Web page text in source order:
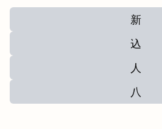
新
込
人
八